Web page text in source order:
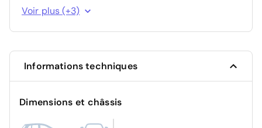
Limiteur de vitesse
Voir plus (+3)
Informations techniques
Dimensions et châssis